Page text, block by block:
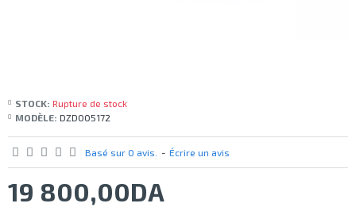
STOCK: Rupture de stock
MODÈLE: DZD005172
Basé sur 0 avis. - Écrire un avis
19 800,00DA